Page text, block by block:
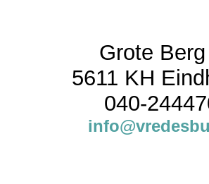
Grote
5611 KH
040-